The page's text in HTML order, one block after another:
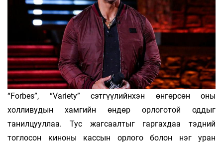
“Forbes”, “Variety” сэтгүүлийнхэн өнгөрсөн оны
холливудын хамгийн өндөр орлоготой оддыг
танилцууллаа. Тус жагсаалтыг гаргахдаа тэдний
тоглосон киноны кассын орлого болон нэг уран